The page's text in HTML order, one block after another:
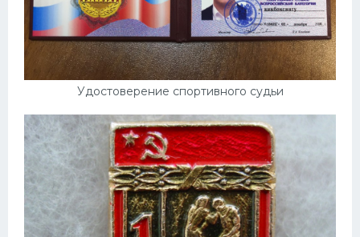
Удостоверение спортивного судьи